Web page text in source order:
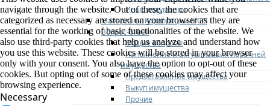
Иные документы
Материалы Корпорации МСП
Вопрос-ответ
Общие вопросы
Наполнение и актуализация перечней
имущества
Предоставление имущества
Выкуп имущества
Прочие
navigate through the website. Out of these, the cookies that are
categorized as necessary are stored on your browser as they are
essential for the working of basic functionalities of the website. We
also use third-party cookies that help us analyze and understand how
you use this website. These cookies will be stored in your browser
only with your consent. You also have the option to opt-out of these
cookies. But opting out of some of these cookies may affect your
browsing experience.
Necessary